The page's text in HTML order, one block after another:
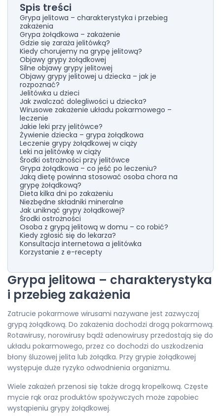
Spis treści
Grypa jelitowa – charakterystyka i przebieg
zakażenia
Grypa żołądkowa – zakażenie
Gdzie się zaraża jelitówką?
Kiedy chorujemy na grypę jelitową?
Objawy grypy żołądkowej
Silne objawy grypy jelitowej
Objawy grypy jelitowej u dziecka – jak je
rozpoznać?
Jelitówka u dzieci
Jak zwalczać dolegliwości u dziecka?
Wirusowe zakażenie układu pokarmowego –
leczenie
Jakie leki przy jelitówce?
Żywienie dziecka – grypa żołądkowa
Leczenie grypy żołądkowej w ciąży
Leki na jelitówkę w ciąży
Środki ostrożności przy jelitówce
Grypa żołądkowa – co jeść po leczeniu?
Jaką dietę powinna stosować osoba chora na
grypę żołądkową?
Dieta kilka dni po zakażeniu
Niezbędne składniki mineralne
Jak uniknąć grypy żołądkowej?
Środki ostrożności
Osoba z grypą jelitową w domu – co robić?
Kiedy zgłosić się do lekarza?
Konsultacja internetowa a jelitówka
Korzystanie z e-recepty
Grypa jelitowa – charakterystyka
i przebieg zakażenia
Zatrucie pokarmowe wirusami nazywane jest zazwyczaj
grypą żołądkową. Do zakażenia dochodzi drogą pokarmową.
Rotawirusy, norowirusy bądź adenowirusy przedostają się do
układu pokarmowego, przez co dochodzi do uszkodzenia
błony śluzowej jelita lub żołądka. Przy grypie żołądkowej
występuje duże ryzyko odwodnienia organizmu.
Wiele zakażeń przenosi się także drogą kropelkową. Częste
mycie rąk oraz produktów spożywczych może zapobiec
wystąpieniu grypy żołądkowej.